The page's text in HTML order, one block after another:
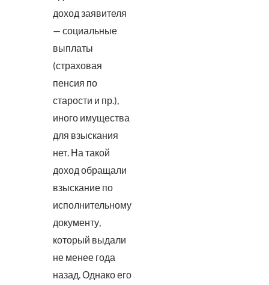
доход заявителя
— социальные
выплаты
(страховая
пенсия по
старости и пр.),
иного имущества
для взыскания
нет. На такой
доход обращали
взыскание по
исполнительному
документу,
который выдали
не менее года
назад. Однако его